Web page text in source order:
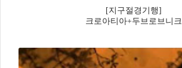
[지구절경기행]
크로아티아+두브로브니크